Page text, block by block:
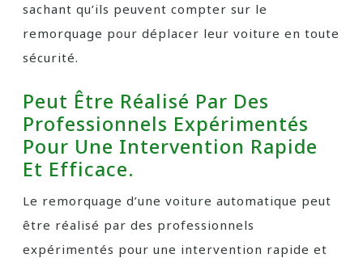
sachant qu’ils peuvent compter sur le
remorquage pour déplacer leur voiture en toute
sécurité.
Peut Être Réalisé Par Des
Professionnels Expérimentés
Pour Une Intervention Rapide
Et Efficace.
Le remorquage d’une voiture automatique peut
être réalisé par des professionnels
expérimentés pour une intervention rapide et